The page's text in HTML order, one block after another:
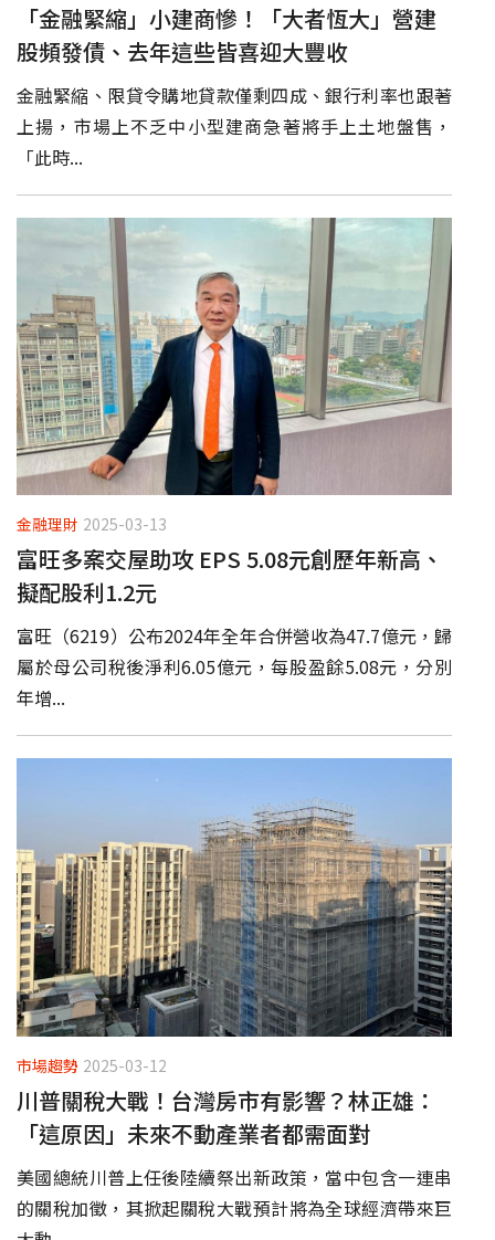
「金融緊縮」小建商慘！「大者恆大」營建
股頻發債、去年這些皆喜迎大豐收
金融緊縮、限貸令購地貸款僅剩四成、銀行利率也跟著
上揚，市場上不乏中小型建商急著將手上土地盤售，
「此時...
金融理財 2025-03-13
富旺多案交屋助攻 EPS 5.08元創歷年新高、
擬配股利1.2元
富旺（6219）公布2024年全年合併營收為47.7億元，歸
屬於母公司稅後淨利6.05億元，每股盈餘5.08元，分別
年增...
市場趨勢 2025-03-12
川普關稅大戰！台灣房市有影響？林正雄：
「這原因」未來不動產業者都需面對
美國總統川普上任後陸續祭出新政策，當中包含一連串
的關稅加徵，其掀起關稅大戰預計將為全球經濟帶來巨